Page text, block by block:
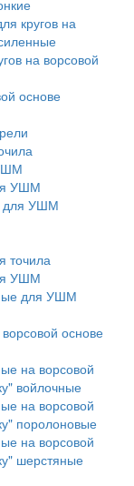
кругов на
на ворсовой
основе
УШМ
для УШМ
точила
УШМ
для УШМ
основе
на ворсовой
войлочные
на ворсовой
поролоновые
на ворсовой
шерстяные